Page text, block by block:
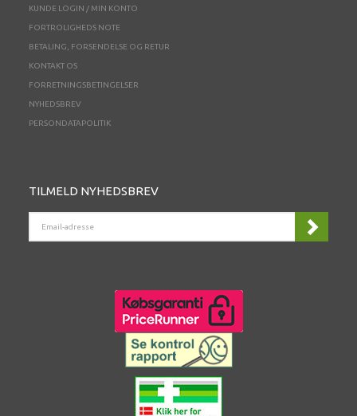
KUNDE LOGIN / MIN KONTO
FORTROLIGHEDS NOTE
BETALING, FORSENDELSE OG RETUR
KONTAKT OS
FORRETNINGSBETINGELSER
NYHEDSBREV
PERSONDATAPOLITIK
TILMELD NYHEDSBREV
ADRESSE